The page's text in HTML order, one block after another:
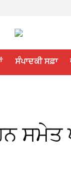
ਸੰਪਾਦਕੀ ਸਫ਼ਾ
ਸਮੇਤ